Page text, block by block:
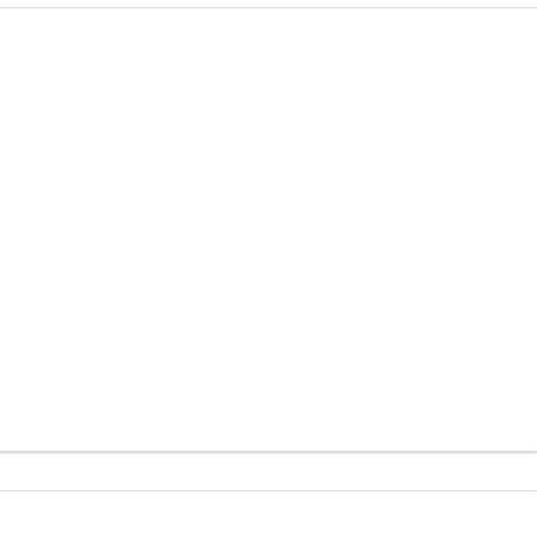
et un WC indépendant.
vos besoins.
extérieures.